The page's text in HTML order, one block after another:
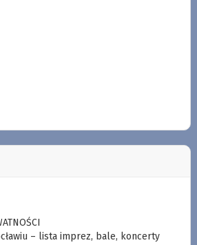
– lista imprez, bale, koncerty